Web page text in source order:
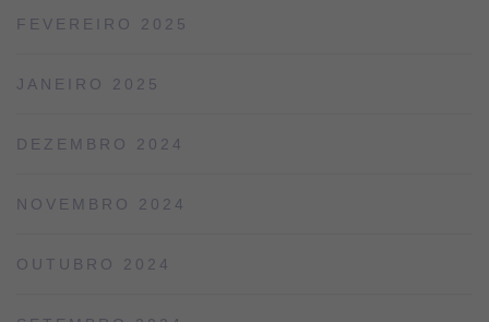
FEVEREIRO 2025
JANEIRO 2025
DEZEMBRO 2024
NOVEMBRO 2024
OUTUBRO 2024